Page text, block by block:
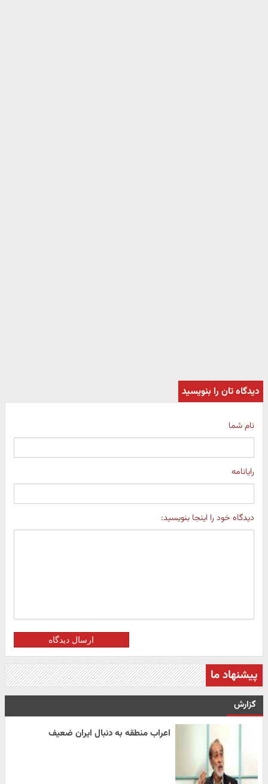
دیدگاه تان را بنویسید
نام شما
رایانامه
دیدگاه خود را اینجا بنویسید:
ارسال دیدگاه
پیشنهاد ما
گزارش
اعراب منطقه به دنبال ایران ضعیف